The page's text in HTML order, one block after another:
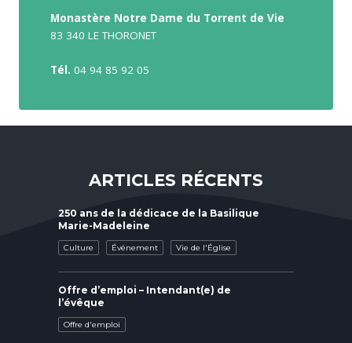
Monastère Notre Dame du Torrent de Vie
83 340 LE THORONET
Tél. 04 94 85 92 05
ARTICLES RÉCENTS
250 ans de la dédicace de la Basilique
Marie-Madeleine
Culture Événement Vie de l'Église
Offre d’emploi – Intendant(e) de
l’évêque
Offre d'emploi